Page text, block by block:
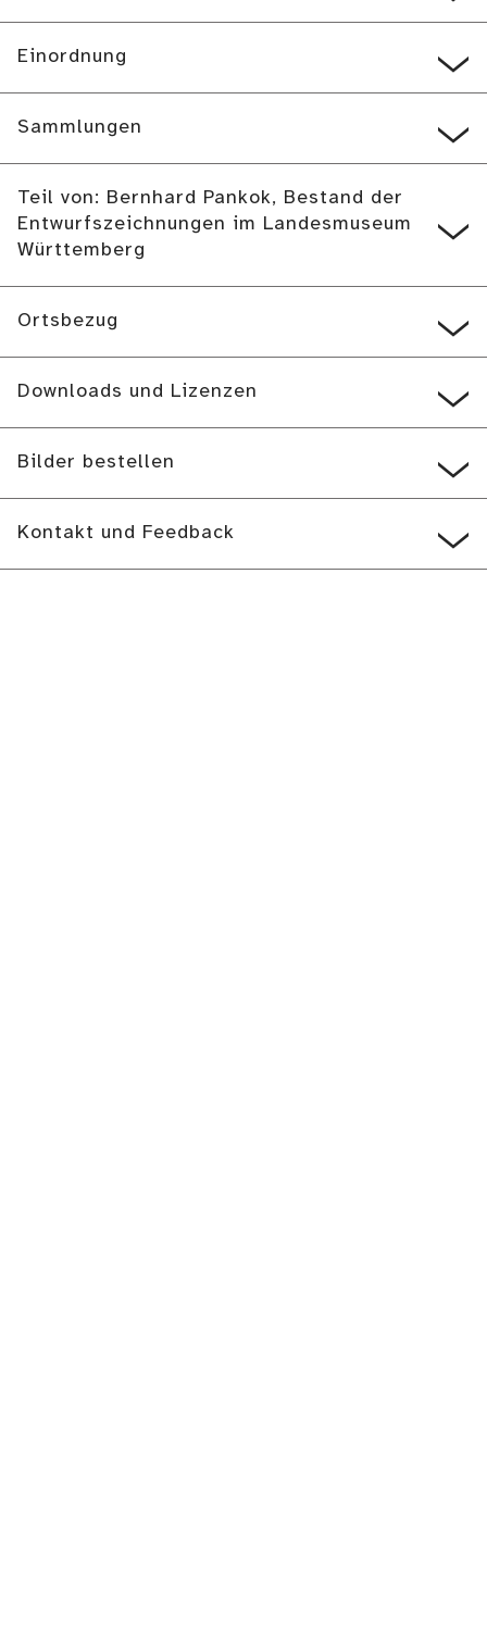
Einordnung
Sammlungen
Teil von: Bernhard Pankok, Bestand der
Entwurfszeichnungen im Landesmuseum
Württemberg
Ortsbezug
Downloads und Lizenzen
Bilder bestellen
Kontakt und Feedback